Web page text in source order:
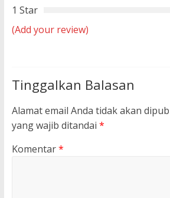
1 Star
(Add your review)
Tinggalkan Balasan
Alamat email Anda tidak akan
yang wajib ditandai *
Komentar*